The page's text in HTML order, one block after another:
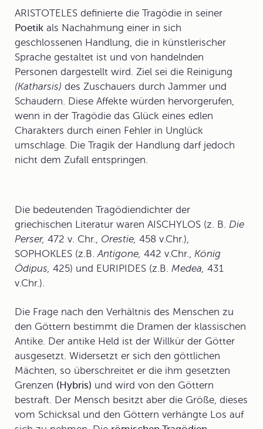
ARISTOTELES definierte die Tragödie in seiner
Poetik als Nachahmung einer in sich
geschlossenen Handlung, die in künstlerischer
Sprache gestaltet ist und von handelnden
Personen dargestellt wird. Ziel sei die Reinigung
(Katharsis) des Zuschauers durch Jammer und
Schaudern. Diese Affekte würden hervorgerufen,
wenn in der Tragödie das Glück eines edlen
Charakters durch einen Fehler in Unglück
umschlage. Die Tragik der Handlung darf jedoch
nicht dem Zufall entspringen.
Die bedeutenden Tragödiendichter der
griechischen Literatur waren AISCHYLOS (z. B. Die
Perser, 472 v. Chr., Orestie, 458 v.Chr.),
SOPHOKLES (z.B.Antigone, 442 v.Chr., König
Ödipus, 425) und EURIPIDES (z.B. Medea, 431
v.Chr.).
Die Frage nach den Verhältnis des Menschen zu
den Göttern bestimmt die Dramen der klassischen
Antike. Der antike Held ist der Willkür der Götter
ausgesetzt. Widersetzt er sich den göttlichen
Mächten, so überschreitet er die ihm gesetzten
Grenzen (Hybris) und wird von den Göttern
bestraft. Der Mensch besitzt aber die Größe, dieses
vom Schicksal und den Göttern verhängte Los auf